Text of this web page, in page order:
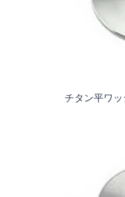
チタン平ワ